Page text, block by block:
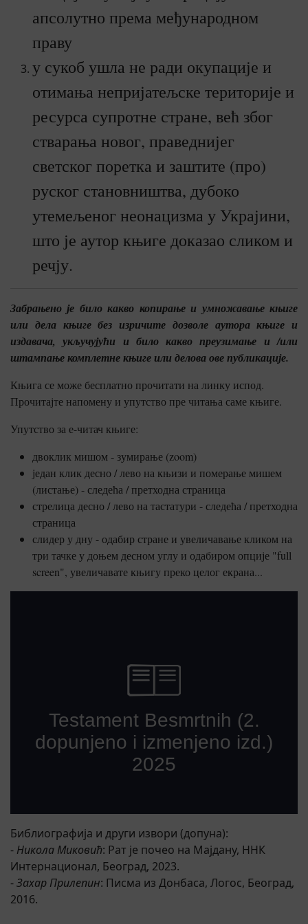
апсолутно према међународном
праву
у сукоб ушла не ради окупације и
отимања непријатељске територије и
ресурса супротне стране, већ због
стварања новог, праведнијег
светског поретка и заштите (про)
руског становништва, дубоко
утемељеног неонацизма у Украјини,
што је аутор књиге доказао сликом и
речју.
Забрањено је било какво копирање и умножавање књиге
или дела књиге без изричите дозволе аутора књиге и
издавача, укључујући и било какво преузимање и /или
штампање комплетне књиге или делова ове публикације.
Књига се може бесплатно прочитати на линку испод.
Прочитајте напомену и упутство пре читања саме књиге.
Упутство за е-читач књиге:
двоклик мишом - зумирање (zoom)
један клик десно / лево на књизи и померање мишем
(листање) - следећа / претходна страница
стрелица десно / лево на тастатури - следећа / претходна
страница
слидер у дну - одабир стране и увеличавање кликом на
три тачке у доњем десном углу и одабиром опције "full
screen", увеличавате књигу преко целог екрана...
Библиографија и други извори (допуна):
- Никола Миковић: Рат је почео на Мајдану, ННК
Интернационал, Београд, 2023.
-Захар Прилепин: Писма из Донбаса, Логос, Београд,
2016.